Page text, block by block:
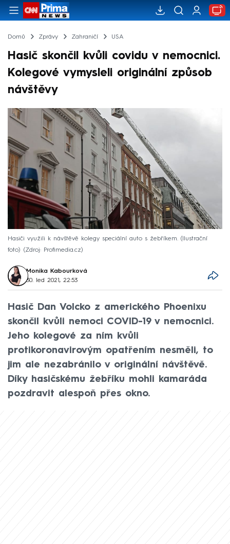
Domů Zprávy Zahraničí USA
Hasič skončil kvůli covidu v nemocnici.
Kolegové vymysleli originální způsob
návštěvy
Hasiči využili k návštěvě kolegy speciální auto s žebříkem. (Ilustrační
foto)
Zdroj: Profimedia.cz
Monika Kabourková
30. led 2021, 22:53
Hasič Dan Volcko z amerického Phoenixu
skončil kvůli nemoci COVID-19 v nemocnici.
Jeho kolegové za ním kvůli
protikoronavirovým opatřením nesměli, to
jim ale nezabránilo v originální návštěvě.
Díky hasičskému žebříku mohli kamaráda
pozdravit alespoň přes okno.